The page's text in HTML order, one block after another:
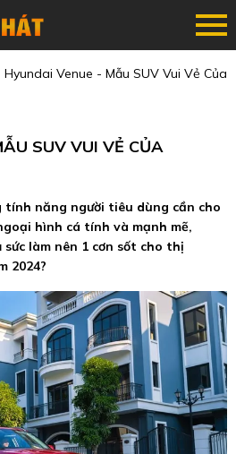
Hyundai Venue - Mẫu SUV Vui Vẻ Của
SUV VUI VẺ CỦA
tính năng người tiêu dùng cần cho
hình cá tính và mạnh mẽ,
làm nên 1 cơn sốt cho thị
2024?